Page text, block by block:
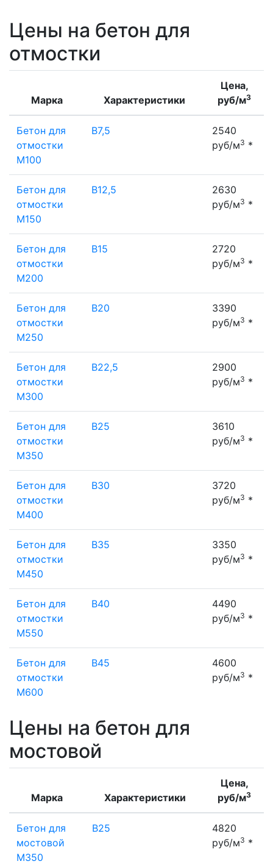
Цены на бетон для
отмостки
Марка Характеристики
Цена,
руб/м3
Бетон для
отмостки
М100
В7,5
2540
руб/м3 *
Бетон для
отмостки
М150
В12,5
2630
руб/м3 *
Бетон для
отмостки
М200
В15
2720
руб/м3 *
Бетон для
отмостки
М250
В20
3390
руб/м3 *
Бетон для
отмостки
М300
В22,5
2900
руб/м3 *
Бетон для
отмостки
М350
В25
3610
руб/м3 *
Бетон для
отмостки
М400
В30
3720
руб/м3 *
Бетон для
отмостки
М450
В35
3350
руб/м3 *
Бетон для
отмостки
М550
В40
4490
руб/м3 *
Бетон для
отмостки
М600
В45
4600
руб/м3 *
Цены на бетон для
мостовой
Марка Характеристики
Цена,
руб/м3
Бетон для
мостовой
М350
В25
4820
руб/м3 *